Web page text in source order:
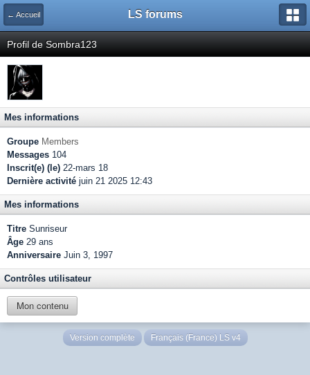
← Accueil LS forums
Profil de Sombra123
Mes informations
Groupe Members
Messages 104
Inscrit(e) (le) 22-mars 18
Dernière activité juin 21 2025 12:43
Mes informations
Titre Sunriseur
Âge 29 ans
Anniversaire Juin 3, 1997
Contrôles utilisateur
Mon contenu
Version complète Français (France) LS v4